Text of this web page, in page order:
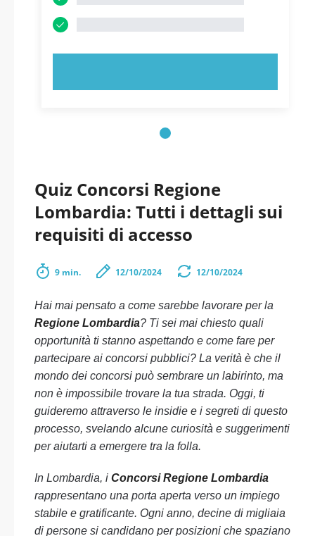
Quiz Concorsi Regione
Lombardia: Tutti i dettagli sui
requisiti di accesso
9 min. 12/10/2024 12/10/2024
Hai mai pensato a come sarebbe lavorare per la
Regione Lombardia? Ti sei mai chiesto quali
opportunità ti stanno aspettando e come fare per
partecipare ai concorsi pubblici? La verità è che il
mondo dei concorsi può sembrare un labirinto, ma
non è impossibile trovare la tua strada. Oggi, ti
guideremo attraverso le insidie e i segreti di questo
processo, svelando alcune curiosità e suggerimenti
per aiutarti a emergere tra la folla.
In Lombardia, i Concorsi Regione Lombardia
rappresentano una porta aperta verso un impiego
stabile e gratificante. Ogni anno, decine di migliaia
di persone si candidano per posizioni che spaziano